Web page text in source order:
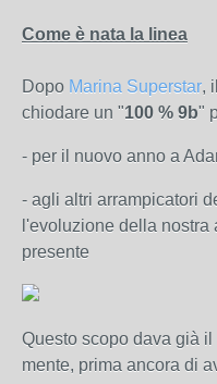
Come è nata la linea
Dopo Marina Superstar,
chiodare un "100 % 9b"
- per il nuovo anno a
- agli altri arrampicatori
l'evoluzione della
presente
Questo scopo dava già
mente, prima ancora di